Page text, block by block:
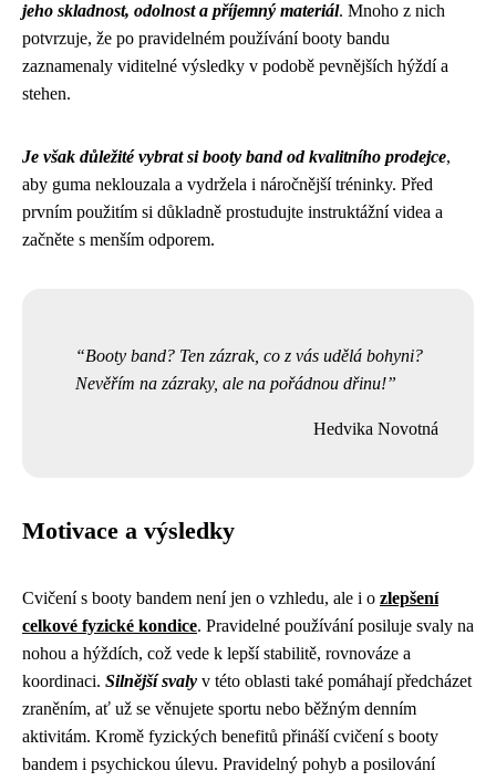
jeho skladnost, odolnost a příjemný materiál. Mnoho z nich
potvrzuje, že po pravidelném používání booty bandu
zaznamenaly viditelné výsledky v podobě pevnějších hýždí a
stehen.
Je však důležité vybrat si booty band od kvalitního prodejce,
aby guma neklouzala a vydržela i náročnější tréninky. Před
prvním použitím si důkladně prostudujte instruktážní videa a
začněte s menším odporem.
Booty band? Ten zázrak, co z vás udělá bohyni?
Nevěřím na zázraky, ale na pořádnou dřinu!
Hedvika Novotná
Motivace a výsledky
Cvičení s booty bandem není jen o vzhledu, ale i o zlepšení
celkové fyzické kondice. Pravidelné používání posiluje svaly na
nohou a hýždích, což vede k lepší stabilitě, rovnováze a
koordinaci. Silnější svaly v této oblasti také pomáhají předcházet
zraněním, ať už se věnujete sportu nebo běžným denním
aktivitám. Kromě fyzických benefitů přináší cvičení s booty
bandem i psychickou úlevu. Pravidelný pohyb a posilování